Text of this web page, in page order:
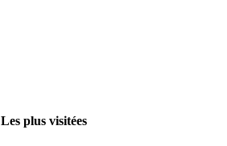
Les plus visitées